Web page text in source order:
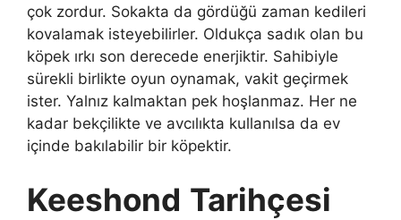
çok zordur. Sokakta da gördüğü zaman kedileri
kovalamak isteyebilirler. Oldukça sadık olan bu
köpek ırkı son derecede enerjiktir. Sahibiyle
sürekli birlikte oyun oynamak, vakit geçirmek
ister. Yalnız kalmaktan pek hoşlanmaz. Her ne
kadar bekçilikte ve avcılıkta kullanılsa da ev
içinde bakılabilir bir köpektir.
Keeshond Tarihçesi